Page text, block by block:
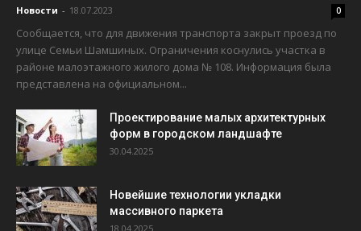
Новости - 18.07.2023 0
Сообщается, что для движения транспорта закрыт проезд по
улице Семьи Шамшиных. Ограничения коснулись участка в
районе малоэтажного жилого дома № 108. Информация была
представлена на официальном...
Проектирование малых архитектурных
форм в городском ландшафте
30.04.2025
Новейшие технологии укладки
массивного паркета
18.04.2025